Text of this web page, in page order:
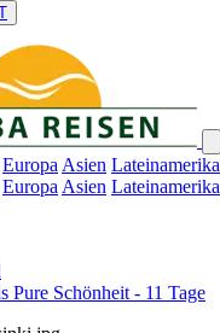
Europa Asien Lateinamerika
Europa Asien Lateinamerika
Pure Schönheit - 11 Tage